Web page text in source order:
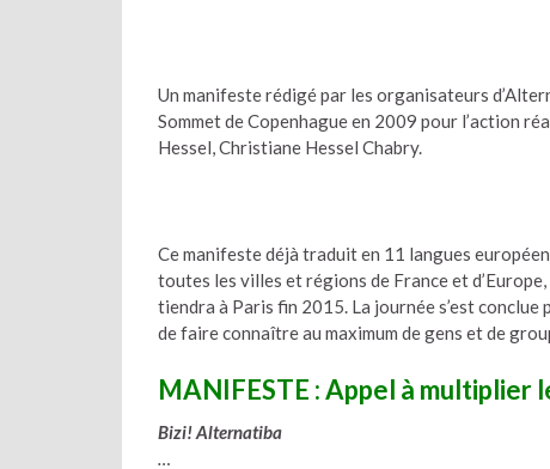
Un manifeste rédigé par les organisateurs
Sommet de Copenhague en 2009 pour l’action
Hessel, Christiane Hessel Chabry.
Ce manifeste déjà traduit en 11 langues
toutes les villes et régions de France et
tiendra à Paris fin 2015. La journée s’est
de faire connaître au maximum de gens et de
MANIFESTE : Appel à multiplier
Bizi! Alternatiba